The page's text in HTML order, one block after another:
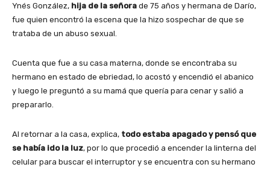
Ynés González, hija de la señora de 75 años y hermana de Darío,
fue quien encontró la escena que la hizo sospechar de que se
trataba de un abuso sexual.
Cuenta que fue a su casa materna, donde se encontraba su
hermano en estado de ebriedad, lo acostó y encendió el abanico
y luego le preguntó a su mamá que quería para cenar y salió a
prepararlo.
Al retornar a la casa, explica, todo estaba apagado y pensó que
se había ido la luz, por lo que procedió a encender la linterna del
celular para buscar el interruptor y se encuentra con su hermano